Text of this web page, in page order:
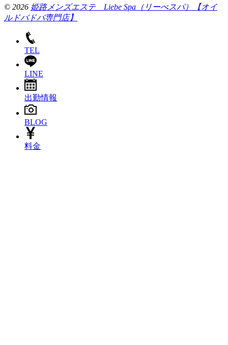
© 2026 姫路メンズエステ Liebe Spa（リーべスパ）【オイ
ルドバドバ専門店】
TEL
LINE
出勤情報
BLOG
料金